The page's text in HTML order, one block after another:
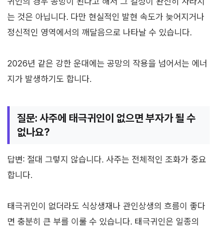
는 것은 아닙니다. 다만 현실적인 발현 속도가 늦어지거나
정신적인 영역에서의 깨달음으로 나타날 수 있습니다.
2026년 같은 강한 운대에는 공망의 작용을 넘어서는 에너
지가 발생하기도 합니다.
질문: 사주에 태극귀인이 없으면 부자가 될 수
없나요?
답변: 절대 그렇지 않습니다. 사주는 전체적인 조화가 중요
합니다.
태극귀인이 없더라도 식상생재나 관인상생의 흐름이 좋다
면 충분히 큰 부를 이룰 수 있습니다. 태극귀인은 일종의